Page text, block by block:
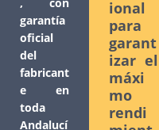
, con
garantía
oficial
del
fabricant
e en
toda
Andalucí
ional
para
garant
izar el
máxi
mo
rendi